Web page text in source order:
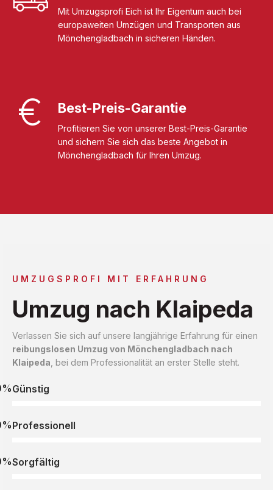
Mit Umzugsprofi Eich ist Ihr Eigentum auch bei
europaweiten Umzügen und Transporten aus
Mönchengladbach in sicheren Händen.
Best-Preis-Garantie
Profitieren Sie von unserer Best-Preis-Garantie
und sichern Sie sich das beste Angebot in
Mönchengladbach für Ihren Umzug.
UMZUGSPROFI MIT ERFAHRUNG
Umzug nach Klaipeda
Verlassen Sie sich auf unsere langjährige Erfahrung für einen
reibungslosen Umzug von Mönchengladbach nach
Klaipeda , bei dem Professionalität an erster Stelle steht.
Günstig
Professionell
Sorgfältig